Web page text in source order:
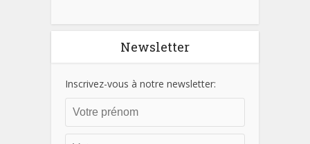
Newsletter
Inscrivez-vous à notre newsletter: